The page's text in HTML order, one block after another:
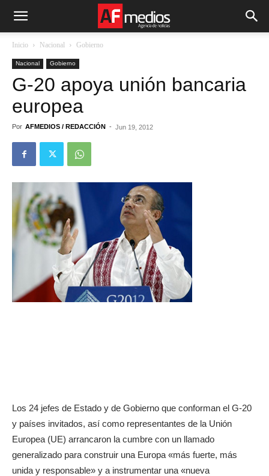
Inicio Nacional Gobierno
Nacional Gobierno
G-20 apoya unión bancaria
europea
Por AFMEDIOS / REDACCIÓN - Jun 19, 2012
Los 24 jefes de Estado y de Gobierno que conforman el G-20
y países invitados, así como representantes de la Unión
Europea (UE) arrancaron la cumbre con un llamado
generalizado para construir una Europa «más fuerte, más
unida y responsable» y a instrumentar una «nueva